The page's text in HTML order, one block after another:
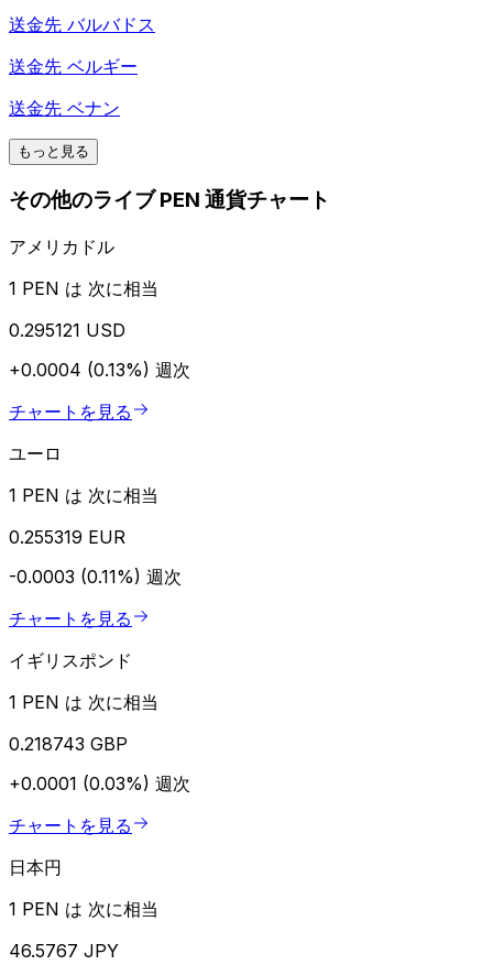
送金先 バルバドス
送金先 ベルギー
送金先 ベナン
もっと見る
その他のライブ PEN 通貨チャート
アメリカドル
1 PEN は 次に相当
0.295121 USD
+0.0004 (0.13%) 週次
チャートを見る
ユーロ
1 PEN は 次に相当
0.255319 EUR
-0.0003 (0.11%) 週次
チャートを見る
イギリスポンド
1 PEN は 次に相当
0.218743 GBP
+0.0001 (0.03%) 週次
チャートを見る
日本円
1 PEN は 次に相当
46.5767 JPY